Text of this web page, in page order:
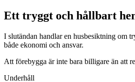
Ett tryggt och hållbart
I slutändan handlar en husbesiktning om
både ekonomi och ansvar.
Att förebygga är inte bara billigare än att
Underhåll